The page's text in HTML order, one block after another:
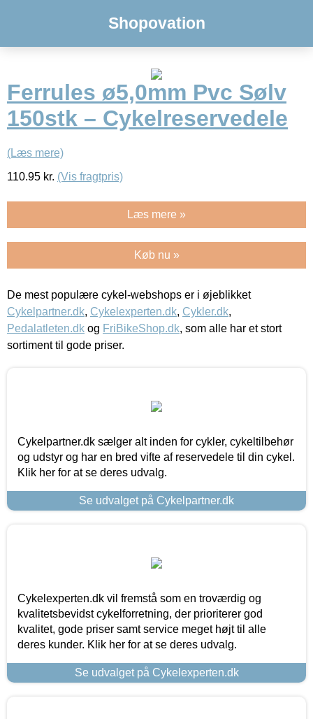
Shopovation
Ferrules ø5,0mm Pvc Sølv
150stk – Cykelreservedele
(Læs mere)
110.95 kr. (Vis fragtpris)
Læs mere »
Køb nu »
De mest populære cykel-webshops er i øjeblikket
Cykelpartner.dk, Cykelexperten.dk, Cykler.dk,
Pedalatleten.dk og FriBikeShop.dk, som alle har et stort
sortiment til gode priser.
Cykelpartner.dk sælger alt inden for cykler, cykeltilbehør
og udstyr og har en bred vifte af reservedele til din cykel.
Klik her for at se deres udvalg.
Se udvalget på Cykelpartner.dk
Cykelexperten.dk vil fremstå som en troværdig og
kvalitetsbevidst cykelforretning, der prioriterer god
kvalitet, gode priser samt service meget højt til alle
deres kunder. Klik her for at se deres udvalg.
Se udvalget på Cykelexperten.dk